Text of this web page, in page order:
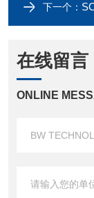
下一个：
在线留言
ONLINE